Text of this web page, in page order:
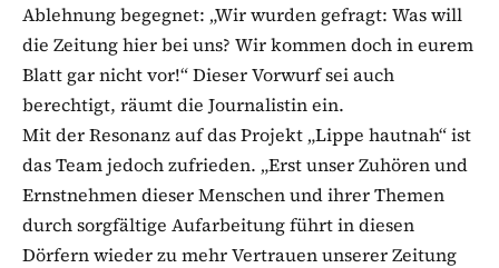
Ablehnung begegnet: „Wir wurden gefragt: Was will
die Zeitung hier bei uns? Wir kommen doch in eurem
Blatt gar nicht vor!“ Dieser Vorwurf sei auch
berechtigt, räumt die Journalistin ein.
Mit der Resonanz auf das Projekt „Lippe hautnah“ ist
das Team jedoch zufrieden. „Erst unser Zuhören und
Ernstnehmen dieser Menschen und ihrer Themen
durch sorgfältige Aufarbeitung führt in diesen
Dörfern wieder zu mehr Vertrauen unserer Zeitung